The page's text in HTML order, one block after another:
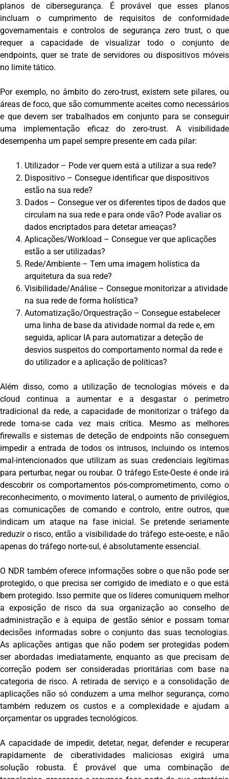
planos de cibersegurança. É provável que esses planos
incluam o cumprimento de requisitos de conformidade
governamentais e controlos de segurança zero trust, o que
requer a capacidade de visualizar todo o conjunto de
endpoints, quer se trate de servidores ou dispositivos móveis
no limite tático.
Por exemplo, no âmbito do zero-trust, existem sete pilares, ou
áreas de foco, que são comummente aceites como necessários
e que devem ser trabalhados em conjunto para se conseguir
uma implementação eficaz do zero-trust. A visibilidade
desempenha um papel sempre presente em cada pilar:
Utilizador – Pode ver quem está a utilizar a sua rede?
Dispositivo – Consegue identificar que dispositivos
estão na sua rede?
Dados – Consegue ver os diferentes tipos de dados que
circulam na sua rede e para onde vão? Pode avaliar os
dados encriptados para detetar ameaças?
Aplicações/Workload – Consegue ver que aplicações
estão a ser utilizadas?
Rede/Ambiente – Tem uma imagem holística da
arquitetura da sua rede?
Visibilidade/Análise – Consegue monitorizar a atividade
na sua rede de forma holística?
Automatização/Orquestração – Consegue estabelecer
uma linha de base da atividade normal da rede e, em
seguida, aplicar IA para automatizar a deteção de
desvios suspeitos do comportamento normal da rede e
do utilizador e a aplicação de políticas?
Além disso, como a utilização de tecnologias móveis e da
cloud continua a aumentar e a desgastar o perímetro
tradicional da rede, a capacidade de monitorizar o tráfego da
rede torna-se cada vez mais crítica. Mesmo as melhores
firewalls e sistemas de deteção de endpoints não conseguem
impedir a entrada de todos os intrusos, incluindo os internos
mal-intencionados que utilizam as suas credenciais legítimas
para perturbar, negar ou roubar. O tráfego Este-Oeste é onde irá
descobrir os comportamentos pós-comprometimento, como o
reconhecimento, o movimento lateral, o aumento de privilégios,
as comunicações de comando e controlo, entre outros, que
indicam um ataque na fase inicial. Se pretende seriamente
reduzir o risco, então a visibilidade do tráfego este-oeste, e não
apenas do tráfego norte-sul, é absolutamente essencial.
O NDR também oferece informações sobre o que não pode ser
protegido, o que precisa ser corrigido de imediato e o que está
bem protegido. Isso permite que os líderes comuniquem melhor
a exposição de risco da sua organização ao conselho de
administração e à equipa de gestão sénior e possam tomar
decisões informadas sobre o conjunto das suas tecnologias.
As aplicações antigas que não podem ser protegidas podem
ser abordadas imediatamente, enquanto as que precisam de
correção podem ser consideradas prioritárias com base na
categoria de risco. A retirada de serviço e a consolidação de
aplicações não só conduzem a uma melhor segurança, como
também reduzem os custos e a complexidade e ajudam a
orçamentar os upgrades tecnológicos.
A capacidade de impedir, detetar, negar, defender e recuperar
rapidamente de ciberatividades maliciosas exigirá uma
solução robusta. É provável que uma combinação de